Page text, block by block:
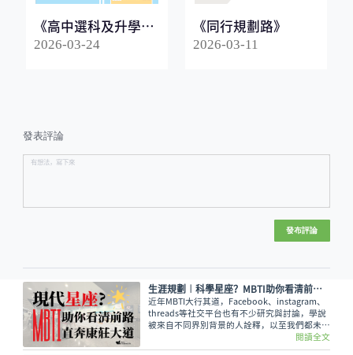
《高中選科及升學指
南2026》
2026-03-24
《同行規劃路》
2026-03-11
發表評論
發布評論
生涯規劃︱科學星座？MBTI助你看清前路 直奔康莊大道
近年MBTI大行其道，Facebook、instagram、
threads等社交平台也有不少研究與討論，學說
被來自不同界別背景的人詮釋，以至我們都未能
完整地看見如「算命大法」一樣神奇的MBTI原
貌為何，就讓我們由學說的來由、背景談至如何
閱讀全文